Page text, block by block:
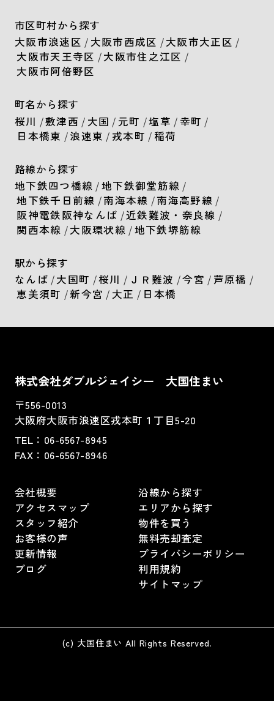
市区町村から探す
大阪市浪速区 / 大阪市西成区 /大阪市大正区 /
大阪市天王寺区 /大阪市住之江区 /
大阪市阿倍野区
町名から探す
桜川 /敷津西 / 大国 / 元町 /塩草 / 幸町 /
日本橋東 /浪速東 / 戎本町 /稲荷
路線から探す
地下鉄四つ橋線 /地下鉄御堂筋線 /
地下鉄千日前線 /南海本線 /南海高野線 /
阪神電鉄阪神なんば /近鉄難波・奈良線 /
関西本線 /大阪環状線 /地下鉄堺筋線
駅から探す
なんば /大国町 /桜川 / ＪＲ難波 /今宮 / 芦原橋 /
恵美須町 /新今宮 / 大正 / 日本橋
株式会社ダブルジェイシー 大国住まい
〒556-0013
大阪府大阪市浪速区戎本町１丁目5-20
TEL： 06-6567-8945
FAX：06-6567-8946
会社概要
アクセスマップ
スタッフ紹介
お客様の声
更新情報
ブログ
沿線から探す
エリアから探す
物件を買う
無料売却査定
プライバシーポリシー
利用規約
サイトマップ
(c) 大国住まい All Rights Reserved.